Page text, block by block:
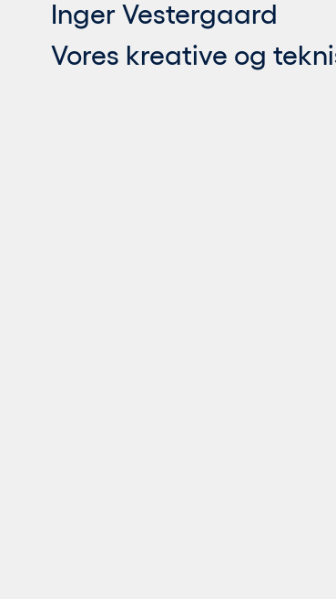
Inger Vestergaard
Vores kreative og